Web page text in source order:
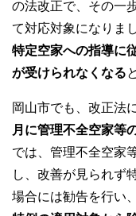
の法改正で、その一
て対応対象になりま
特定空家への指導に
が受けられなくなる
岡山市でも、改正法
月に管理不全空家等
では、管理不全空家
し、改善が見られず
場合には勧告を行い